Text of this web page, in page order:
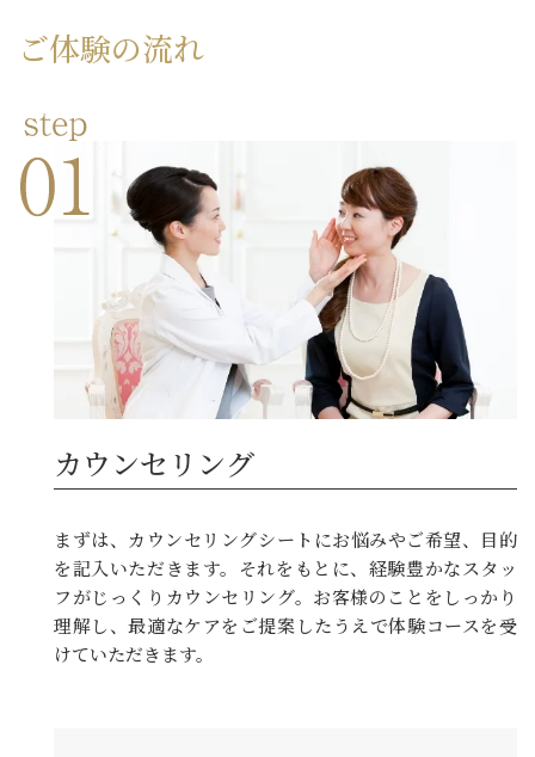
ご体験の流れ
カウンセリング
まずは、カウンセリングシートにお悩みやご希望、目的
を記入いただきます。それをもとに、経験豊かなスタッ
フがじっくりカウンセリング。お客様のことをしっかり
理解し、最適なケアをご提案したうえで体験コースを受
けていただきます。